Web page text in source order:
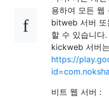
용하여 모든 웹
bitweb 서버 또
할 수 있습니다
kickweb 서버
https://
비트 웹 서버 :